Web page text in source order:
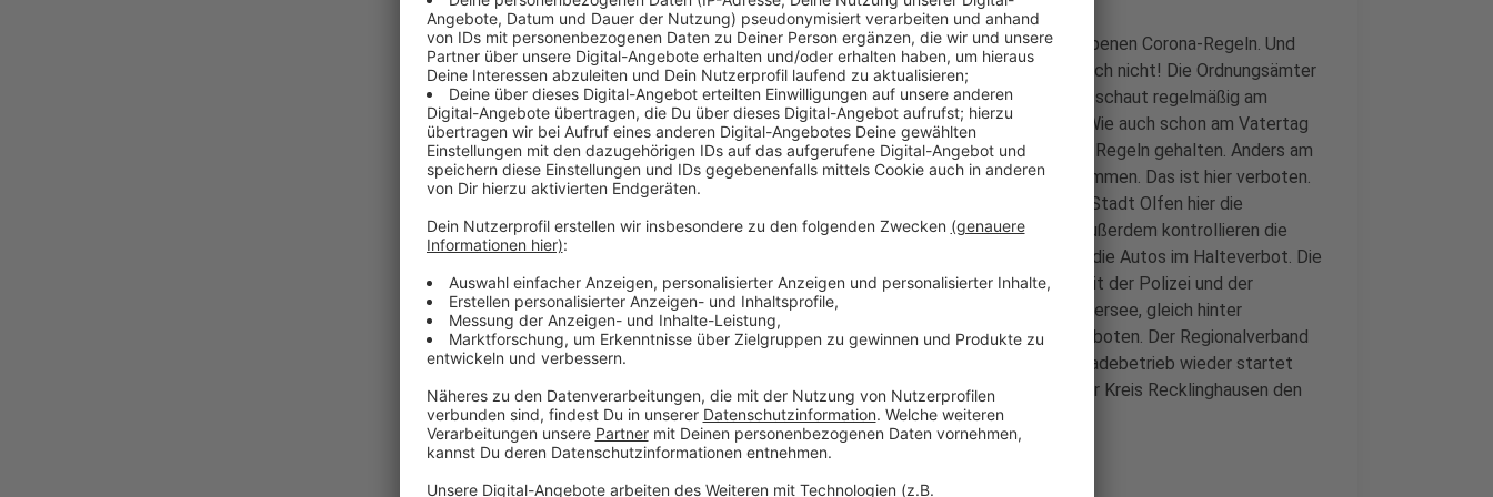
Da vergisst der ein oder andere leicht mal die aktuell vorgeschriebenen Corona-Regeln. Und
schwupps liegt Picknickdecke an Picknickdecke. Das geht natürlich nicht! Die Ordnungsämter
kontrollieren. Das Ordnungsamt der Stadt Dülmen beispielsweise schaut regelmäßig am
Bulderner See vorbei, ein Besuchermagnet bei schönem Wetter. Wie auch schon am Vatertag
und am 1. Mai. Und da habe sich der Großteil der Menschen an die Regeln gehalten. Anders am
Lippestrand in Olfen. Größere Gruppen die sich treffen und Schwimmen. Das ist hier verboten.
Wegen der Vorfälle am Vatertag verstärkt das Ordnungsamt der Stadt Olfen hier die
Kontrollen deutlich. Und das zu unterschiedlichen Tageszeiten. Außerdem kontrollieren die
Mitarbeiter die Parksituation. Stoßstange an Stoßstange stehen die Autos im Halteverbot. Die
Stadt plant zur Zeit einen Runden Tisch. Sie will unter anderem mit der Polizei und der
Naturschutzbehörde Lösungen erarbeiten. Abgesperrt ist der Silbersee, gleich hinter
Hausdülmen, nicht. Trotzdem ist das Schwimmen hier zur Zeit verboten. Der Regionalverband
Ruhr prüft aktuell Hygiene- und Sicherheitskonzepte. Wann der Badebetrieb wieder startet
steht noch nicht fest. Bis dahin kontrollieren der Betreiber und der Kreis Recklinghausen den
Strand.